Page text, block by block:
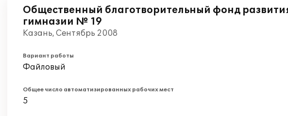
Общественный благотворительный фонд
гимназии № 19
Казань, Сентябрь 2008
Вариант работы
Файловый
Общее число автоматизированных рабочих мест
5